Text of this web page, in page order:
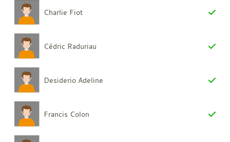
Charlie Fiot
Cédric Raduriau
Desiderio Adeline
Francis Colon